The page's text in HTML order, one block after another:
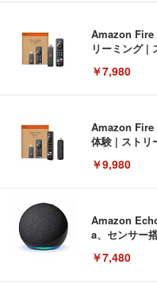
Amazon Fire
リーミング |
￥7,980
Amazon Fire
体験 | ストリ
￥9,980
Amazon
a、センサー
￥7,480